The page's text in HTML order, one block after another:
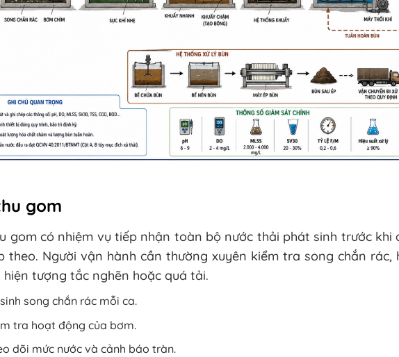
gom
gom có nhiệm vụ tiếp nhận toàn bộ nước thải phát sinh trước khi
theo. Người vận hành cần thường xuyên kiểm tra song chắn rác,
tượng tắc nghẽn hoặc quá tải.
song chắn rác mỗi ca.
tra hoạt động của bơm.
dõi mức nước và cảnh báo tràn.